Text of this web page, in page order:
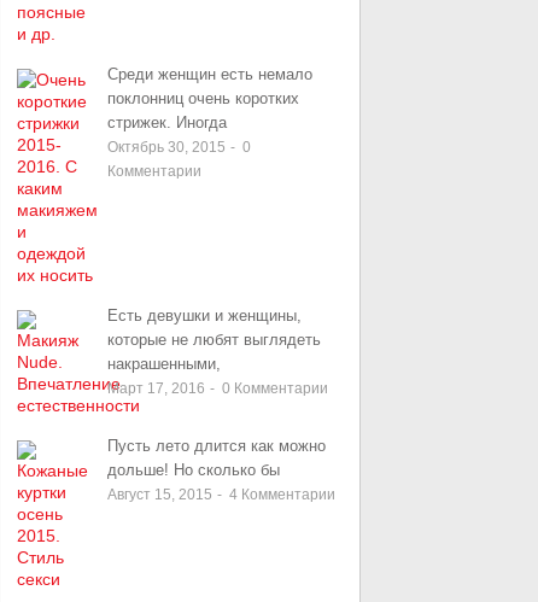
Среди женщин есть немало
поклонниц очень коротких
стрижек. Иногда
Октябрь 30, 2015 - 0
Комментарии
Есть девушки и женщины,
которые не любят выглядеть
накрашенными,
Март 17, 2016 - 0 Комментарии
Пусть лето длится как можно
дольше! Но сколько бы
Август 15, 2015 - 4 Комментарии